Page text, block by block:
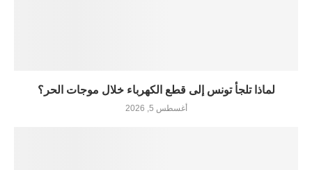
لماذا تلجأ تونس إلى قطع الكهرباء خلال موجات الحر؟
أغسطس 5, 2026